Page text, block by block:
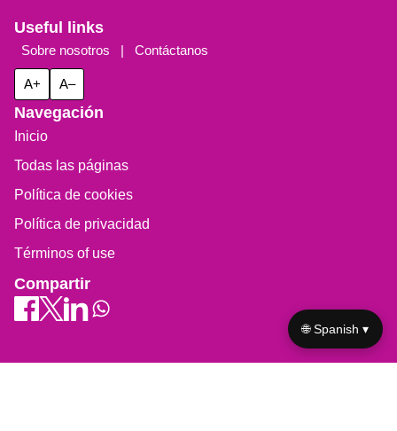
Useful links
Sobre nosotros | Contáctanos
A+ A–
Navegación
Inicio
Todas las páginas
Política de cookies
Política de privacidad
Términos of use
Compartir
🌐 Spanish ▾